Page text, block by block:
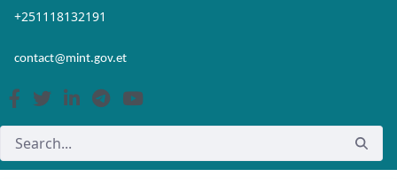
Skip to Main Content
Open Accessibility Menu
+251118132191
contact@mint.gov.et